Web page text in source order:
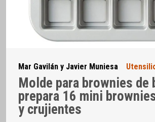
Mar Gavilán y Javier Muniesa
Molde para brownies de
prepara 16 mini
y crujientes